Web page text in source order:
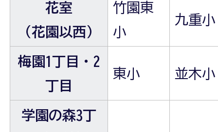
花室
（花園以西）
竹園東
小
九重小
梅園1丁目・2
丁目
東小 並木小
学園の森3丁